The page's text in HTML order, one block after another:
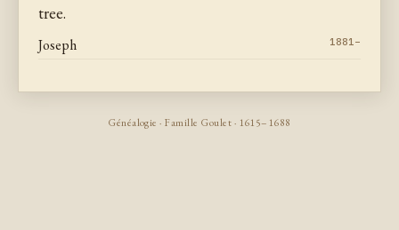
tree.
Joseph 1881–
Généalogie · Famille Goulet · 1615–1688